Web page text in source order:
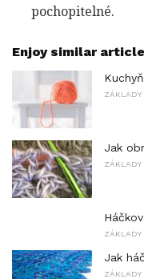
pochopitelné.
Enjoy similar
ZÁKLADY
Jak
ZÁKLADY
ZÁKLADY
Jak
ZÁKLADY